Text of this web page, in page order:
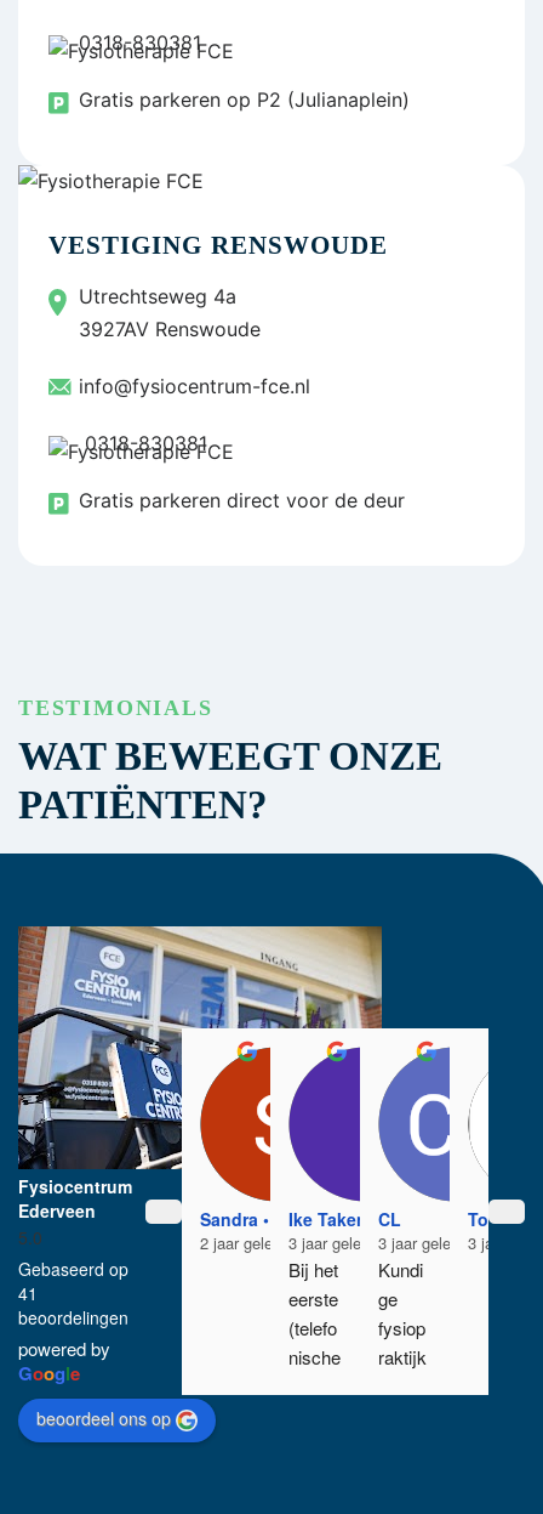
0318-830381
Gratis parkeren op P2 (Julianaplein)
VESTIGING RENSWOUDE
Utrechtseweg 4a
3927AV Renswoude
info@fysiocentrum-fce.nl
0318-830381
Gratis parkeren direct voor de deur
TESTIMONIALS
WAT BEWEEGT ONZE
PATIËNTEN?
Fysiocentrum
Ederveen
5.0
Gebaseerd op
41
beoordelingen
powered by
Google
beoordeel ons op
Sandra •
2 jaar geleden
Ike Takens
3 jaar geleden
Bij het
eerste
(telefo
nische
CL
3 jaar geleden
Kundi
ge
fysiop
raktijk
Tonnie
3 jaar